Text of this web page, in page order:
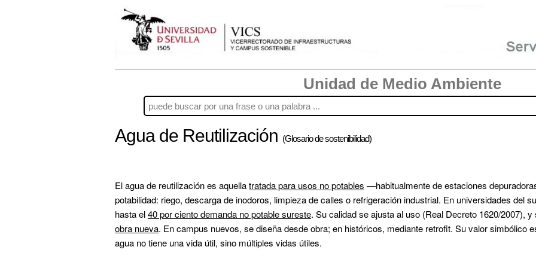
Unidad de Medio Ambiente
Agua de Reutilización (Glosario de sostenibilidad)
El agua de reutilización es aquella tratada para usos no potables —habitualmente de estaciones
potabilidad: riego, descarga de inodoros, limpieza de calles o refrigeración industrial. En universidades del
hasta el 40 por ciento demanda no potable sureste. Su calidad se ajusta al uso (Real Decreto 1620/2007),
obra nueva. En campus nuevos, se diseña desde obra; en históricos, mediante retrofit. Su valor simbólico
agua no tiene una vida útil, sino múltiples vidas útiles.